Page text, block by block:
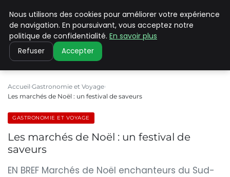
PILAT PATRIMOINES
Accueil Gastronomie et Voyage
Les marchés de Noël : un festival de saveurs
GASTRONOMIE ET VOYAGE
Les marchés de Noël : un festival de
saveurs
EN BREF Marchés de Noël enchanteurs du Sud-
Nous utilisons des cookies pour améliorer votre expérience
de navigation. En poursuivant, vous acceptez notre
politique de confidentialité. En savoir plus
Refuser Accepter